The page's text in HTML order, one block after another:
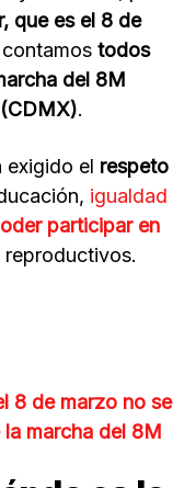
que es el 8 de
todos
del 8M
.
exigido el respeto
igualdad
participar en
8 de marzo no se
marcha del 8M